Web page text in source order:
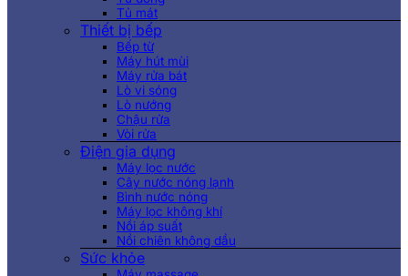
Tủ mát
Thiết bị bếp
Bếp từ
Máy hút mùi
Máy rửa bát
Lò vi sóng
Lò nướng
Chậu rửa
Vòi rửa
Điện gia dụng
Máy lọc nước
Cây nước nóng lạnh
Bình nước nóng
Máy lọc không khí
Nồi áp suất
Nồi chiên không dầu
Sức khỏe